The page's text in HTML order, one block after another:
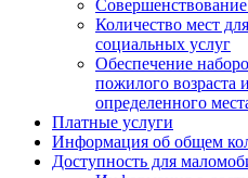
Совершенствование
Количество мест
социальных услуг
Обеспечение
пожилого возраста
определенного
Платные услуги
Информация об общем
Доступность для